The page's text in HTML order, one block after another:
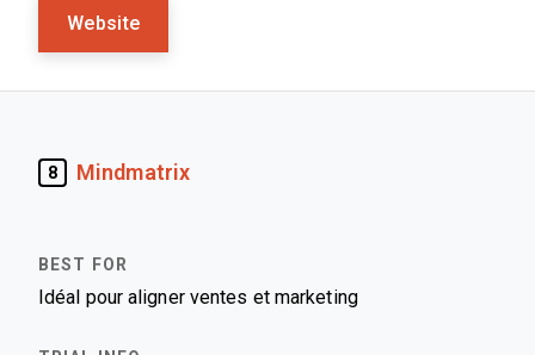
Website
8 Mindmatrix
Idéal pour aligner ventes et marketing